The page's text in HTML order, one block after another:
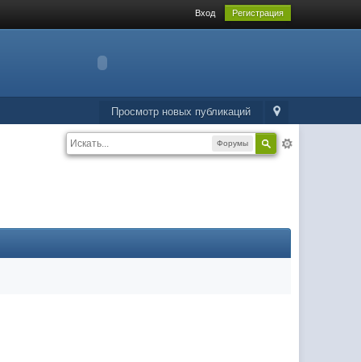
Вход Регистрация
Просмотр новых публикаций
Форумы